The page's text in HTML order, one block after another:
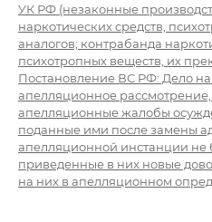
УК РФ (незаконные
наркотических средств,
аналогов; контрабанда
психотропных веществ, их
Постановление ВС РФ: Дело
апелляционное
апелляционные жалобы
поданные ими после замены
апелляционной инстанции не
приведенные в них новые
на них в апелляционном